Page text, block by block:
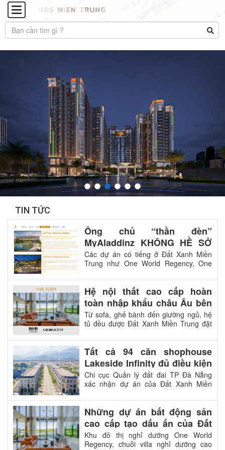
TIN TỨC
Ông chủ “thần đèn”
MyAladdinz KHÔNG HỀ SỞ
HỮU dự án bất động sản nào
tại Đất Xanh Miền Trung như
thông tin tự công bố
Các dự án có tiếng ở Đất Xanh Miền
Trung như One World Regency, One
thuộc quyền sở hữu hay có mối quan
hệ hợp tác với vợ chồng chủ nhân ứng
dụng.
Hệ nội thất cao cấp hoàn
toàn nhập khẩu châu Âu bên
trong villa Regal One River
Từ sofa, ghế bành đến giường ngủ, hệ
tủ đều được Đất Xanh Miền Trung đặt
danh tiếng Italia.
Tất cả 94 căn shophouse
Lakeside Infinity đủ điều kiện
cấp sổ hồng
Chi cục Quản lý đất đai TP Đà Nẵng
xác nhận dự án của Đất Xanh Miền
để sở hữu giấy chứng nhận quyền sở
hữu nhà ở.
Những dự án bất động sản
cao cấp tạo dấu ấn của Đất
Xanh Miền Trung
Khu đô thị nghỉ dưỡng One World
Regency, chuỗi villa nghỉ dưỡng cao